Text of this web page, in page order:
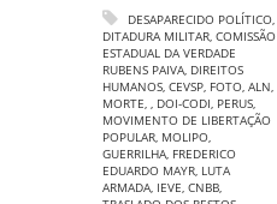
DESAPARECIDO POLÍTICO,
DITADURA MILITAR, COMISSÃO
ESTADUAL DA VERDADE
RUBENS PAIVA, DIREITOS
HUMANOS, CEVSP, FOTO, ALN,
MORTE, , DOI-CODI, PERUS,
MOVIMENTO DE LIBERTAÇÃO
POPULAR, MOLIPO,
GUERRILHA, FREDERICO
EDUARDO MAYR, LUTA
ARMADA, IEVE, CNBB,